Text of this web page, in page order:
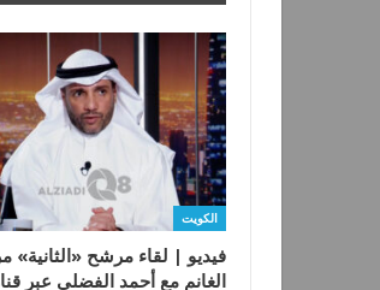
الكويت
فيديو | لقاء مرشح «الثانية»
الغانم مع أحمد الفضلي عبر